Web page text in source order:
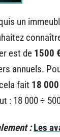
un
est de 1500
annuels.
fait 18
: 18 000 ÷
: Les